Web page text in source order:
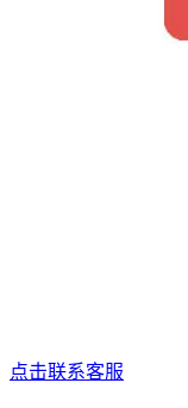
点击联系客服